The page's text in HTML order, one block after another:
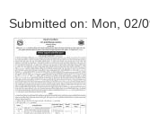
Submitted on: Mon, 02/